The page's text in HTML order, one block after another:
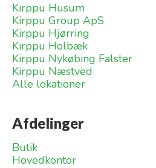
Kirppu Husum
Kirppu Group ApS
Kirppu Hjørring
Kirppu Holbæk
Kirppu Nykøbing Falster
Kirppu Næstved
Alle lokationer
Afdelinger
Butik
Hovedkontor